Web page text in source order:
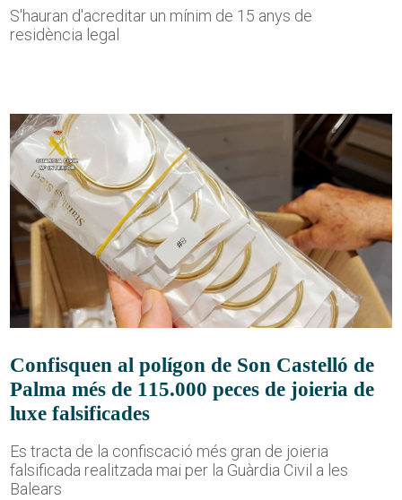
S'hauran d'acreditar un mínim de 15 anys de
residència legal
Confisquen al polígon de Son Castelló de
Palma més de 115.000 peces de joieria de
luxe falsificades
Es tracta de la confiscació més gran de joieria
falsificada realitzada mai per la Guàrdia Civil a les
Balears